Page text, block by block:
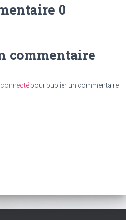
0 commentaire
commentaire
connecté pour publier un commentaire.